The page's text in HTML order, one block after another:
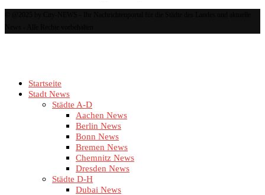
Startseite
Stadt News
Städte A-D
Aachen News
Berlin News
Bonn News
Bremen News
Chemnitz News
Dresden News
Städte D-H
Dubai News